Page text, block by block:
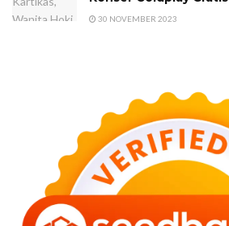
30 NOVEMBER 2023